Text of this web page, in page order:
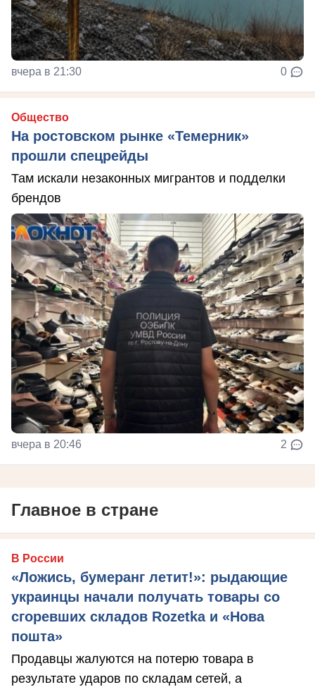
вчера в 21:30 0
Общество
На ростовском рынке «Темерник»
прошли спецрейды
Там искали незаконных мигрантов и подделки
брендов
вчера в 20:46 2
Главное в стране
В России
«Ложись, бумеранг летит!»: рыдающие
украинцы начали получать товары со
сгоревших складов Rozetka и «Нова
пошта»
Продавцы жалуются на потерю товара в
результате ударов по складам сетей, а